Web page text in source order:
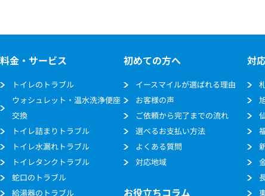
料金・サービス
トイレのトラブル
ウォシュレット・温水洗浄便座
交換
トイレ詰まりトラブル
トイレ水漏れトラブル
トイレタンクトラブル
蛇口のトラブル
給湯器のトラブル
初めての方へ
イースマイルが選ばれる理由
お客様の声
ご依頼から完了までの流れ
選べるお支払い方法
よくある質問
対応地域
お役立ちコラム
対